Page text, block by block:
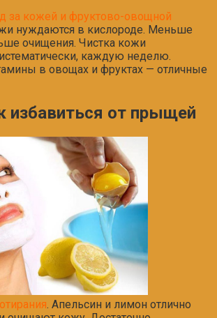
за кожей и фруктово-овощной
нуждаются в кислороде. Меньше
очищения. Чистка кожи
каждую неделю.
в овощах и фруктах — отличные
избавиться от прыщей
. Апельсин и лимон отлично